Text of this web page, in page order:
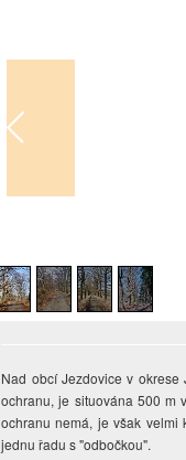
Nad obcí Jezdovice v
ochranu, je situována 500 m
ochranu nemá, je však
jednu řadu s "odbočkou".